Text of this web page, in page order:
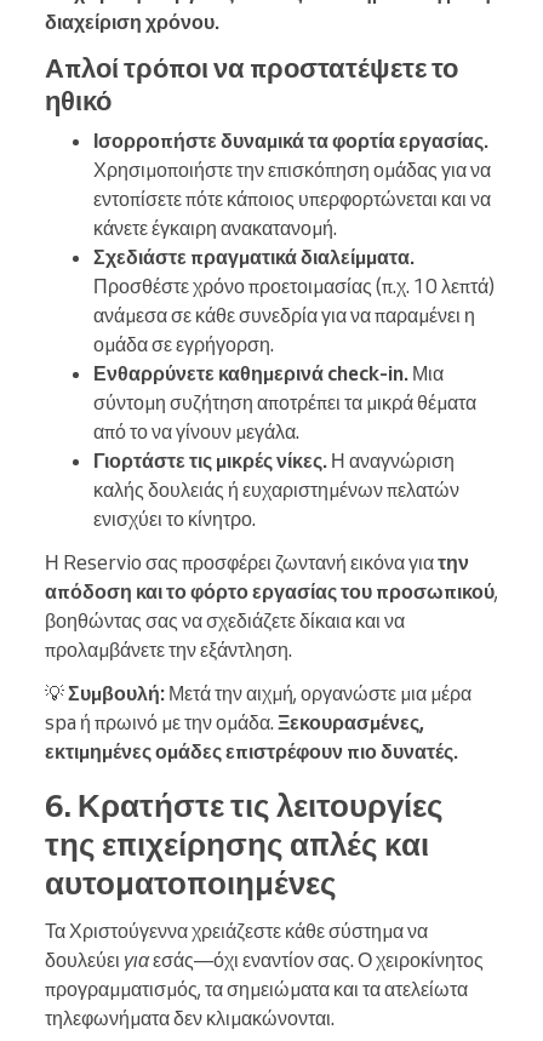
διαχείριση χρόνου.
Απλοί τρόποι να προστατέψετε το
ηθικό
Ισορροπήστε δυναμικά τα φορτία εργασίας.
Χρησιμοποιήστε την επισκόπηση ομάδας για να
εντοπίσετε πότε κάποιος υπερφορτώνεται και να
κάνετε έγκαιρη ανακατανομή.
Σχεδιάστε πραγματικά διαλείμματα.
Προσθέστε χρόνο προετοιμασίας (π.χ. 10 λεπτά)
ανάμεσα σε κάθε συνεδρία για να παραμένει η
ομάδα σε εγρήγορση.
Ενθαρρύνετε καθημερινά check-in. Μια
σύντομη συζήτηση αποτρέπει τα μικρά θέματα
από το να γίνουν μεγάλα.
Γιορτάστε τις μικρές νίκες. Η αναγνώριση
καλής δουλειάς ή ευχαριστημένων πελατών
ενισχύει το κίνητρο.
Η Reservio σας προσφέρει ζωντανή εικόνα γιατην
απόδοση και το φόρτο εργασίας του προσωπικού,
βοηθώντας σας να σχεδιάζετε δίκαια και να
προλαμβάνετε την εξάντληση.
💡Συμβουλή: Μετά την αιχμή, οργανώστε μια μέρα
spa ή πρωινό με την ομάδα. Ξεκουρασμένες,
εκτιμημένες ομάδες επιστρέφουν πιο δυνατές.
6. Κρατήστε τις λειτουργίες
της επιχείρησης απλές και
αυτοματοποιημένες
Τα Χριστούγεννα χρειάζεστε κάθε σύστημα να
δουλεύει γιαεσάς—όχι εναντίον σας. Ο χειροκίνητος
προγραμματισμός, τα σημειώματα και τα ατελείωτα
τηλεφωνήματα δεν κλιμακώνονται.